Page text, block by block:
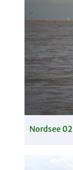
Nordsee 02